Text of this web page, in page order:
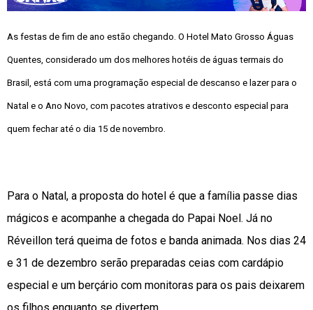
As festas de fim de ano estão chegando. O Hotel Mato Grosso Águas
Quentes, considerado um dos melhores hotéis de águas termais do
Brasil, está com uma programação especial de descanso e lazer para o
Natal e o Ano Novo, com pacotes atrativos e desconto especial para
quem fechar até o dia 15 de novembro.
Para o Natal, a proposta do hotel é que a família passe dias
mágicos e acompanhe a chegada do Papai Noel. Já no
Réveillon terá queima de fotos e banda animada. Nos dias 24
e 31 de dezembro serão preparadas ceias com cardápio
especial e um berçário com monitoras para os pais deixarem